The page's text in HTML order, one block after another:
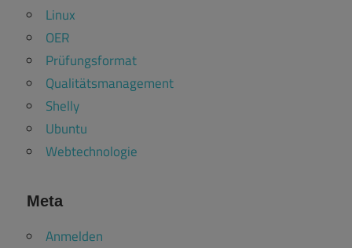
Linux
OER
Prüfungsformat
Qualitätsmanagement
Shelly
Ubuntu
Webtechnologie
Meta
Anmelden